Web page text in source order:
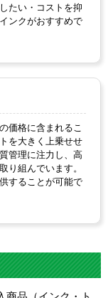
たい・コストを抑
ンクがおすすめで
価格に含まれるこ
を大きく上乗せせ
管理に注力し、高
り組んでいます。
することが可能で